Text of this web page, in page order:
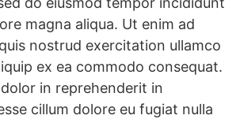
magna aliqua. Ut enim ad
nostrud exercitation ullamco
ex ea commodo consequat.
in reprehenderit in
cillum dolore eu fugiat nulla